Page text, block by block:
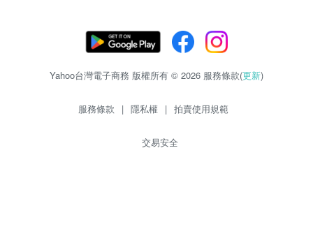
Yahoo台灣電子商務 版權所有 © 2026 服務條款(更新)
服務條款 | 隱私權 | 拍賣使用規範
交易安全